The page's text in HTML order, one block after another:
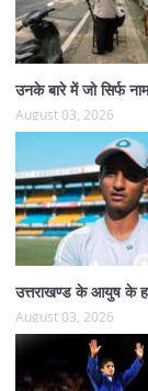
उनके बारे में जो सिर्फ
August 03, 2026
उत्तराखण्ड के आयुष के
August 03, 2026